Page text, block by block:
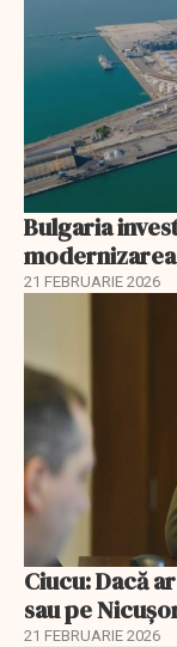
Bulgaria
21 FEBRUARIE 2026
Ciucu: Dacă
sau pe
21 FEBRUARIE 2026